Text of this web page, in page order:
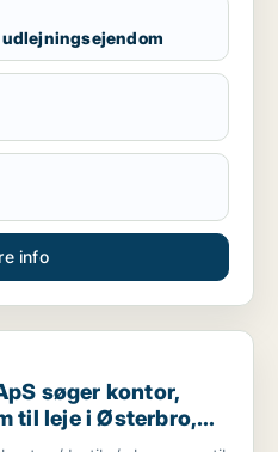
info
kontor, butik eller
søger kontor,
til leje i Østerbro,
Lyngby m.fl.